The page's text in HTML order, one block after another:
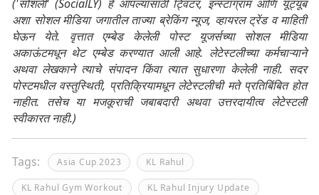
('सोशली' (SocialLY) हे आपल्यासाठी ट्विटर, इन्स्टाग्राम आणि यूट्यूब
अशा सोशल मीडिया जगातील ताज्या ब्रेकिंग न्यूज, व्हायरल ट्रेंड व माहिती
घेऊन येते. वृत्तात एम्बेड केलेली पोस्ट यूजर्सच्या सोशल मीडिया
अकाऊंटमधून थेट एम्बेड करण्यात आली आहे. लेटेस्टलीच्या कर्मचाऱ्याने
अथवा लेखकाने त्याचे संपादन किंवा त्यात सुधारणा केलेली नाही. सदर
पोस्टमधील वस्तुस्थिती, प्रतिक्रियामधून लेटेस्टलीची मते प्रतिबिंबित होत
नाहीत. तसेच या मजकूराची जबाबदारी अथवा उत्तरदायीत्व लेटेस्टली
स्वीकारत नाही.)
Tags: Asia Cup 2023 KL Rahul
KL Rahul Gym Workout KL Rahul Injury Update